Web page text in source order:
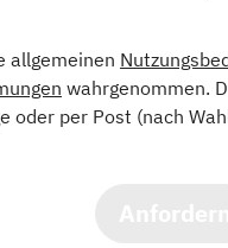
allgemeinen
wahrgenommen.
oder per Post (nach